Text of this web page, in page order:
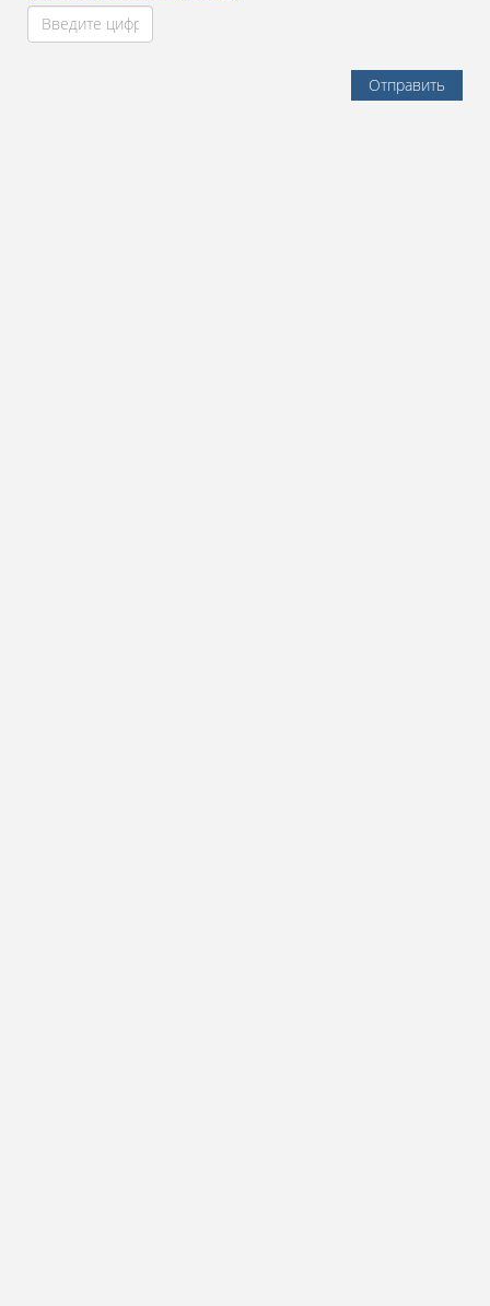
Отправить